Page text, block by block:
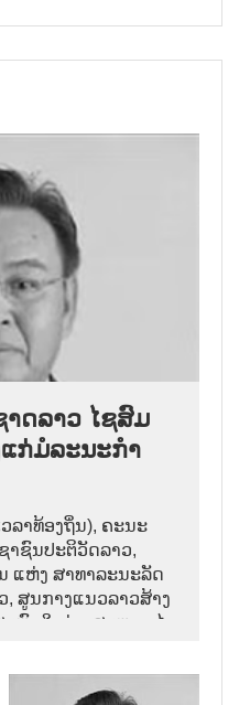
ດລາວ ໄຊສົມ
ກ່ມໍລະນະກຳ
ລາທ້ອງຖິ່ນ), ຄະນະ
າຊົນປະຕິວັດລາວ,
ແຫ່ງ ສາທາລະນະລັດ
, ສູນກາງແນວລາວສ້າງ
ະຫຼົດໃຈວ່າ: ສະຫາຍ ໄຊ
70 ປີ, ຫຼັງຈາກປ່ວຍ